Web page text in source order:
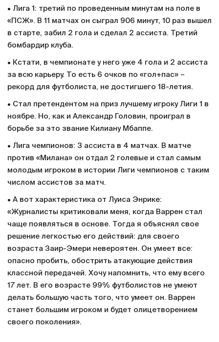
• Лига 1: третий по проведенным минутам на поле в
«ПСЖ». В 11 матчах он сыграл 906 минут, 10 раз вышел
в старте, забил 2 гола и сделал 2 ассиста. Третий
бомбардир клуба.
• Кстати, в чемпионате у него уже 4 гола и 2 ассиста
за всю карьеру. То есть 6 очков по «гол+пас» –
рекорд для футболиста, не достигшего 18-летия.
• Стал претендентом на приз лучшему игроку Лиги 1 в
ноябре. Но, как и Александр Головин, проиграл в
борьбе за это звание Килиану Мбаппе.
• Лига чемпионов: 3 ассиста в 4 матчах. В матче
против «Милана» он отдал 2 голевые и стал самым
молодым игроком в истории Лиги чемпионов с таким
числом ассистов за матч.
• А вот характеристика от Луиса Энрике:
«Журналисты критиковали меня, когда Варрен стал
чаще появляться в основе. Тогда я объяснял свое
решение легкостью его действий: для своего
возраста Заир-Эмери невероятен. Он умеет все:
опасно пробить, обострить атакующие действия
классной передачей. Хочу напомнить, что ему всего
17 лет. В его возрасте 99% футболистов не умеют
делать большую часть того, что умеет он. Варрен
станет большим игроком и будет олицетворением
своего поколения».